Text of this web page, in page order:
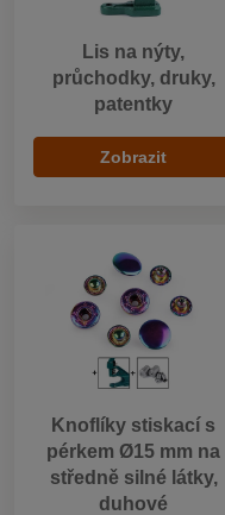
Lis na nýty,
průchodky, druky,
patentky
Zobrazit
Knoflíky stiskací s
pérkem Ø15 mm na
středně silné látky,
duhové